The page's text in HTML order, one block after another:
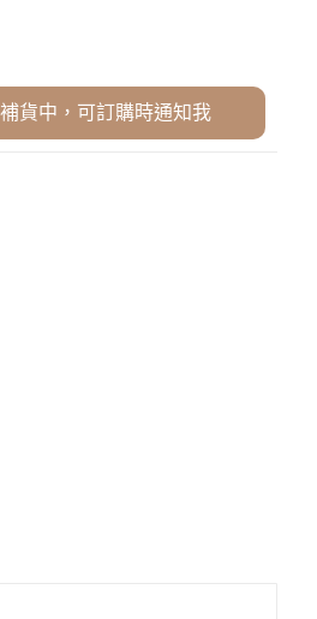
補貨中，可訂購時通知我